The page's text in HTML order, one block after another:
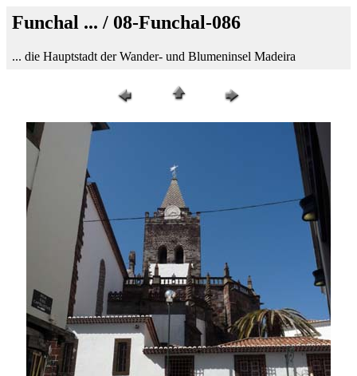
Funchal ... / 08-Funchal-086
... die Hauptstadt der Wander- und Blumeninsel Madeira